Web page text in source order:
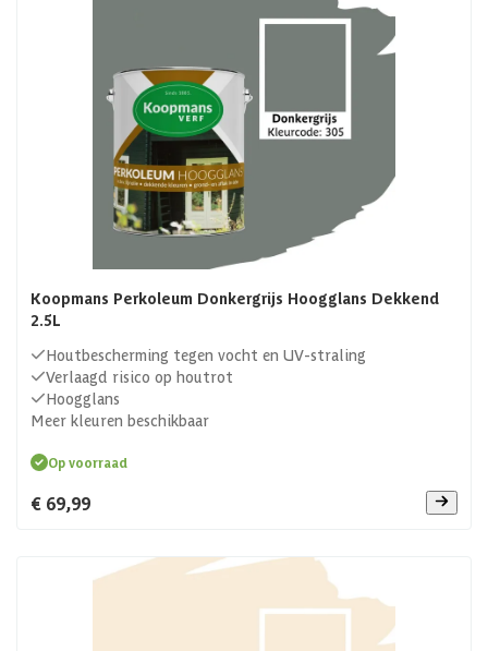
Koopmans Perkoleum Donkergrijs Hoogglans Dekkend
2.5L
Houtbescherming tegen vocht en UV-straling
Verlaagd risico op houtrot
Hoogglans
Meer kleuren beschikbaar
Op voorraad
€ 69,99